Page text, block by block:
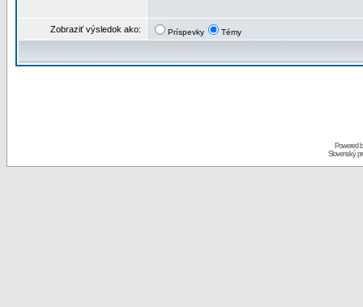
Zobraziť výsledok ako: Príspevky Témy
Powered
Slovenský